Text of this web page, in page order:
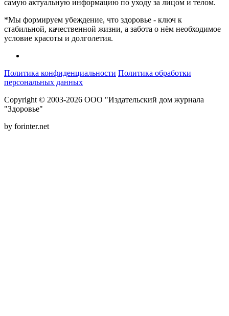
самую актуальную информацию по уходу за лицом и телом.
*Мы формируем убеждение, что здоровье - ключ к
стабильной, качественной жизни, а забота о нём необходимое
условие красоты и долголетия.
Политика конфиденциальности Политика обработки
персональных данных
Copyright © 2003-2026 ООО "Издательский дом журнала
"Здоровье"
by forinter.net